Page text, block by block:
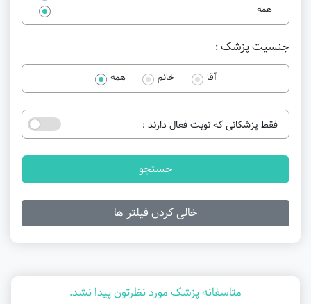
همه
جنسیت پزشک :
آقا خانم همه
فقط پزشکانی که نوبت فعال دارند :
جستجو
خالی کردن فیلتر ها
متاسفانه پزشک مورد نظرتون پیدا نشد.